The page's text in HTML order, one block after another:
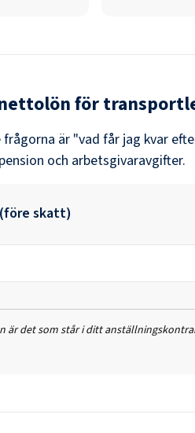
för
frågorna är "vad får jag kvar
och arbetsgivaravgifter.
skatt)
är det som står i ditt